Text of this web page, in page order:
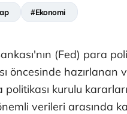
#Ekonomi
(Fed) para
öncesinde hazırlanan
politikası kurulu kararları
verileri arasında